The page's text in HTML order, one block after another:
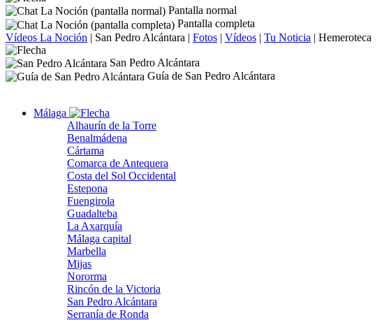
Pantalla normal
Pantalla completa
Vídeos La Noción | San Pedro Alcántara | Fotos | Vídeos | Tu Noticia | Hemeroteca
San Pedro Alcántara
Guía de San Pedro Alcántara
Málaga
Alhaurín de la Torre
Benalmádena
Cártama
Comarca de Antequera
Costa del Sol Occidental
Estepona
Fuengirola
Guadalteba
La Axarquía
Málaga capital
Marbella
Mijas
Nororma
Rincón de la Victoria
San Pedro Alcántara
Serranía de Ronda